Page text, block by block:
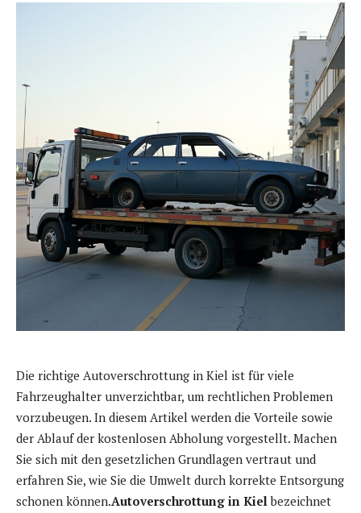
Die richtige Autoverschrottung in Kiel ist für viele
Fahrzeughalter unverzichtbar, um rechtlichen Problemen
vorzubeugen. In diesem Artikel werden die Vorteile sowie
der Ablauf der kostenlosen Abholung vorgestellt. Machen
Sie sich mit den gesetzlichen Grundlagen vertraut und
erfahren Sie, wie Sie die Umwelt durch korrekte Entsorgung
schonen können.Autoverschrottung in Kielbezeichnet